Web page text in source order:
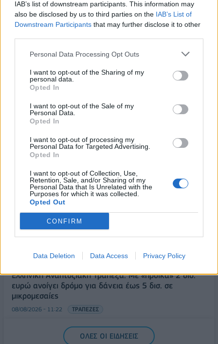
IAB’s list of downstream participants. This information may
also be disclosed by us to third parties on the IAB’s List of
Downstream Participants that may further disclose it to other
Personal Data Processing Opt Outs
I want to opt-out of the Sharing of my
personal data.
Opted In
I want to opt-out of the Sale of my
Personal Data.
Opted In
I want to opt-out of processing my
Personal Data for Targeted Advertising.
Opted In
I want to opt-out of Collection, Use,
Retention, Sale, and/or Sharing of my
Personal Data that Is Unrelated with the
Purposes for which it was collected.
Opted Out
CONFIRM
Data Deletion Data Access Privacy Policy
πίεση
08/08/2026 - 13:21 ΤΟΥΡΙΣΜΟΣ
Υπουργείο Εργασίας: Ο “χάρτης” των πληρωμών
από τον e-ΕΦΚΑ και τη ΔΥΠΑ έως τις 14 Αυγούστου
Οι Hamilton Reserve Bank και SEE Capital
μάρκετινγκ
08/08/2026 - 13:44
Χρηματιστήριο Αθηνών: Εβδομαδιαία άνοδος
1,76%, κέρδη 23,31% από τις αρχές του έτους
08/08/2026 - 12:36
Διευρύνεται η πρωτοβουλία για τις τιμές στο ράφι
με 916 προϊόντα
08/08/2026 - 12:12
Health Monitoring: Η εθνική υποδομή για την
αξιοποίηση των δεδομένων υγείας προς όφελος
08/08/2026 - 11:48 ΥΓΕΙΑ
Ελληνική Αναπτυξιακή Τράπεζα: Με «προίκα» 2 δισ.
ευρώ ανοίγει δρόμο για δάνεια έως 5 δισ. σε
μικρομεσαίες
08/08/2026 - 11:22 ΤΡΑΠΕΖΕΣ
5G παντού, 6G στον ορίζοντα: Πού βρίσκεται η
Ελλάδα στη μεγάλη τεχνολογική μετάβαση
ΟΛΕΣ ΟΙ ΕΙΔΗΣΕΙΣ